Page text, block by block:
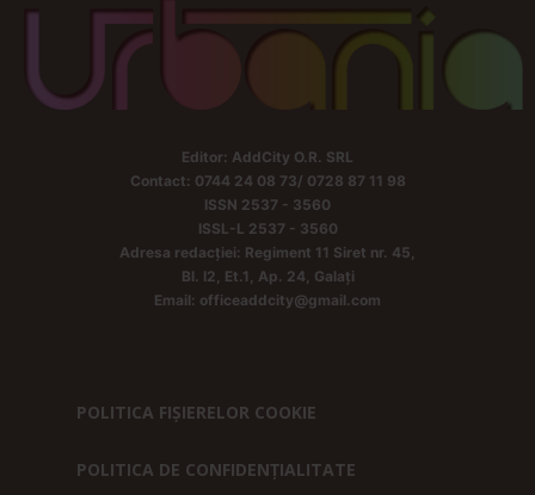
Editor: AddCity O.R. SRL
Contact: 0744 24 08 73/ 0728 87 11 98
ISSN 2537 - 3560
ISSL-L 2537 - 3560
Adresa redacției: Regiment 11 Siret nr. 45,
Bl. I2, Et.1, Ap. 24, Galați
Email: officeaddcity@gmail.com
POLITICA FIȘIERELOR COOKIE
POLITICA DE CONFIDENȚIALITATE